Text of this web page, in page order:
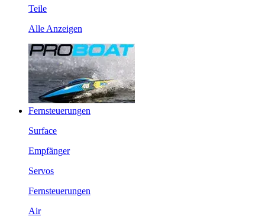
Teile
Alle Anzeigen
Fernsteuerungen
Surface
Empfänger
Servos
Fernsteuerungen
Air